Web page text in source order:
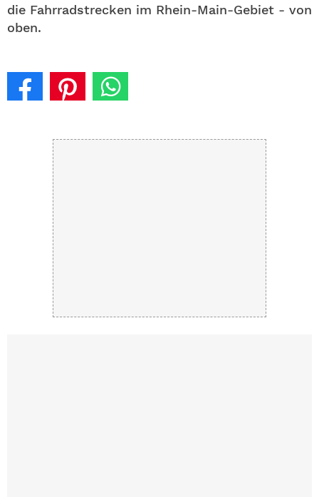
die Fahrrad­strecken im Rhein-Main-Gebiet - von
oben.